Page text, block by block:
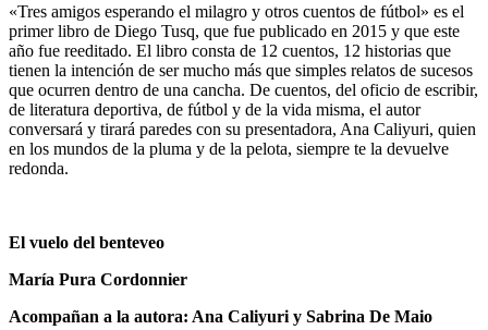
«Tres amigos esperando el milagro y otros cuentos de fútbol» es el
primer libro de Diego Tusq, que fue publicado en 2015 y que este
año fue reeditado. El libro consta de 12 cuentos, 12 historias que
tienen la intención de ser mucho más que simples relatos de sucesos
que ocurren dentro de una cancha. De cuentos, del oficio de escribir,
de literatura deportiva, de fútbol y de la vida misma, el autor
conversará y tirará paredes con su presentadora, Ana Caliyuri, quien
en los mundos de la pluma y de la pelota, siempre te la devuelve
redonda.
El vuelo del benteveo
María Pura Cordonnier
Acompañan a la autora: Ana Caliyuri y Sabrina De Maio